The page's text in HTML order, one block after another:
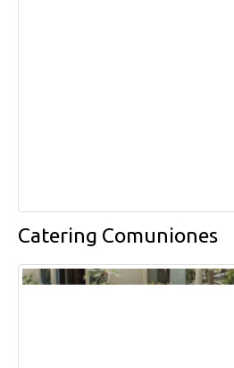
Catering Comuniones